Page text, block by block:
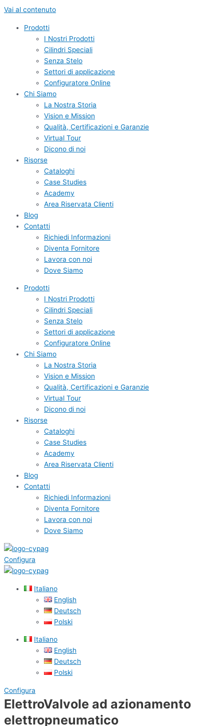
Vai al contenuto
Prodotti
I Nostri Prodotti
Cilindri Speciali
Senza Stelo
Settori di applicazione
Configuratore Online
Chi Siamo
La Nostra Storia
Vision e Mission
Qualità, Certificazioni e Garanzie
Virtual Tour
Dicono di noi
Risorse
Cataloghi
Case Studies
Academy
Area Riservata Clienti
Blog
Contatti
Richiedi Informazioni
Diventa Fornitore
Lavora con noi
Dove Siamo
Prodotti
I Nostri Prodotti
Cilindri Speciali
Senza Stelo
Settori di applicazione
Configuratore Online
Chi Siamo
La Nostra Storia
Vision e Mission
Qualità, Certificazioni e Garanzie
Virtual Tour
Dicono di noi
Risorse
Cataloghi
Case Studies
Academy
Area Riservata Clienti
Blog
Contatti
Richiedi Informazioni
Diventa Fornitore
Lavora con noi
Dove Siamo
Configura
Italiano
English
Deutsch
Polski
Italiano
English
Deutsch
Polski
Configura
ElettroValvole ad azionamento
elettropneumatico